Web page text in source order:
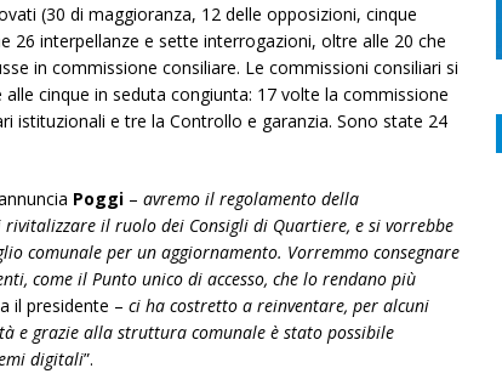
(30 di maggioranza, 12 delle opposizioni, cinque
interpellanze e sette interrogazioni, oltre alle 20 che
in commissione consiliare. Le commissioni consiliari si
cinque in seduta congiunta: 17 volte la commissione
istituzionali e tre la Controllo e garanzia. Sono state 24
Poggi – avremo il regolamento della
il ruolo dei Consigli di Quartiere, e si vorrebbe
comunale per un aggiornamento. Vorremmo consegnare
come il Punto unico di accesso, che lo rendano più
il presidente – ci ha costretto a reinventare, per alcuni
e grazie alla struttura comunale è stato possibile
digitali”.